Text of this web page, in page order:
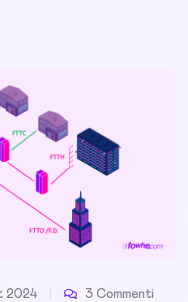
2024 3 Commenti